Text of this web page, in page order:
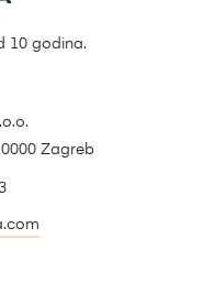
10 godina.
Zagreb